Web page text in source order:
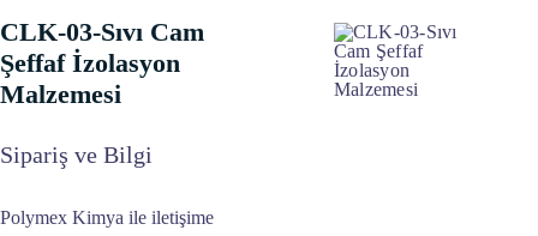
CLK-03-Sıvı Cam
Şeffaf İzolasyon
Malzemesi
Sipariş ve Bilgi
Polymex Kimya ile iletişime